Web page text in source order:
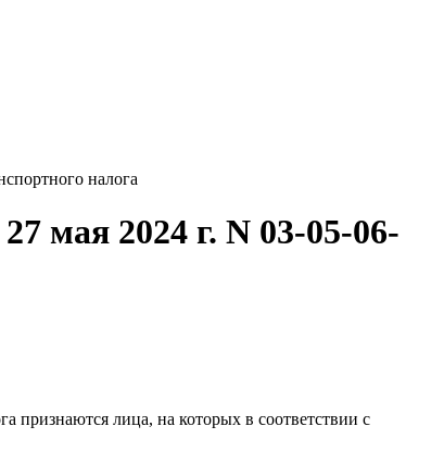
налога
мая 2024 г. N 03-05-06-
признаются лица, на которых в соответствии с